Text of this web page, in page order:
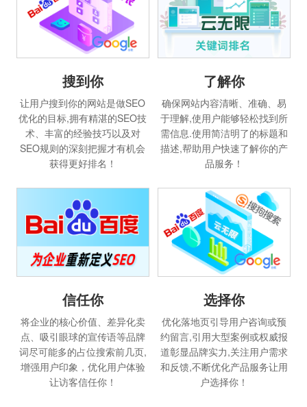
搜到你
让用户搜到你的网站是做SEO
优化的目标,拥有精湛的SEO技
术、丰富的经验技巧以及对
SEO规则的深刻把握才有机会
获得更好排名！
了解你
确保网站内容清晰、准确、易
于理解,使用户能够轻松找到所
需信息.使用简洁明了的标题和
描述,帮助用户快速了解你的产
品服务！
信任你
将企业的核心价值、差异化卖
点、吸引眼球的宣传语等品牌
词尽可能多的占位搜索前几页,
增强用户印象，优化用户体验
让访客信任你！
选择你
优化落地页引导用户咨询或预
约留言,引用大型案例或权威报
道彰显品牌实力,关注用户需求
和反馈,不断优化产品服务让用
户选择你！